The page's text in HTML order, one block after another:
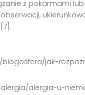
z pokarmami
blogosfera/jak-
alergia-u-